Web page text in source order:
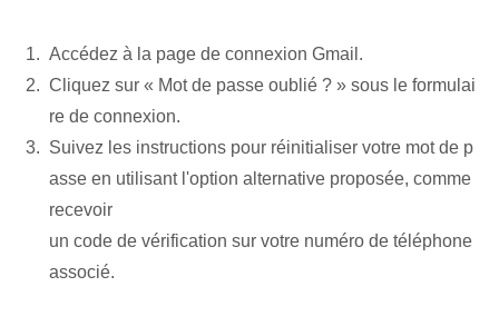
Accédez à la page de connexion Gmail.
Cliquez sur « Mot de passe oublié ? » sous le formulai
re de connexion.
Suivez les instructions pour réinitialiser votre mot de p
asse en utilisant l'option alternative proposée, comme
recevoir
un code de vérification sur votre numéro de téléphone
associé.